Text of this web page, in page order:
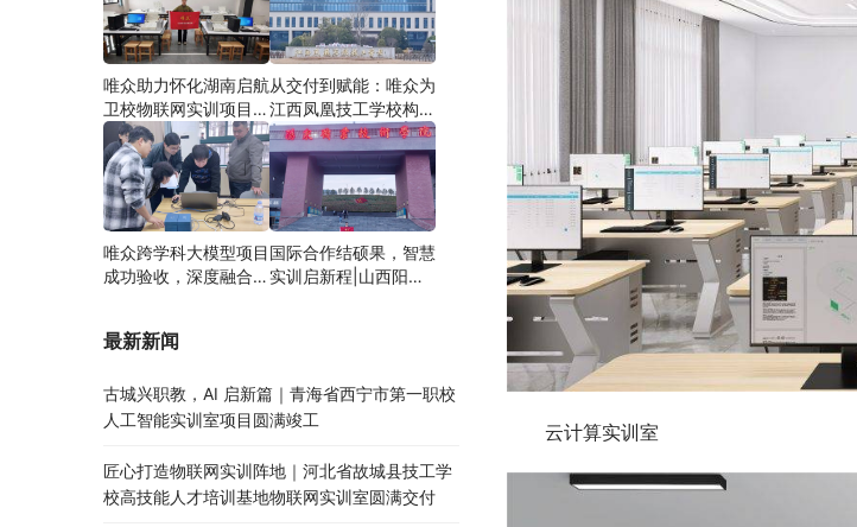
云计算实训室
唯众助力怀化湖南启航
卫校物联网实训项目圆
满交付，共筑医工融合
人才培养新生态
从交付到赋能：唯众为
江西凤凰技工学校构建
“教、学、做”一体化网
络实训环境
唯众跨学科大模型项目
成功验收，深度融合边
级
国际合作结硕果，智慧
实训启新程|山西阳泉
最新新闻
古城兴职教，AI 启新篇｜青海省西宁市第一职校
人工智能实训室项目圆满竣工
匠心打造物联网实训阵地｜河北省故城县技工学
校高技能人才培训基地物联网实训室圆满交付